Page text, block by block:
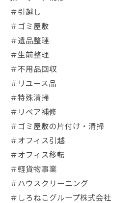
＃引越し
＃ゴミ屋敷
＃遺品整理
＃生前整理
＃不用品回収
＃リユース品
＃特殊清掃
＃リペア補修
＃ゴミ屋敷の片付け・清掃
＃オフィス引越
＃オフィス移転
＃軽貨物事業
＃ハウスクリーニング
＃しろねこグループ株式会社